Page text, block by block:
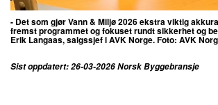
- Det som gjør Vann & Miljø 2026 ekstra viktig
fremst programmet og fokuset rundt sikkerhet og
Erik Langaas, salgssjef i AVK Norge. Foto: AVK
Sist oppdatert: 26-03-2026 Norsk Byggebransje